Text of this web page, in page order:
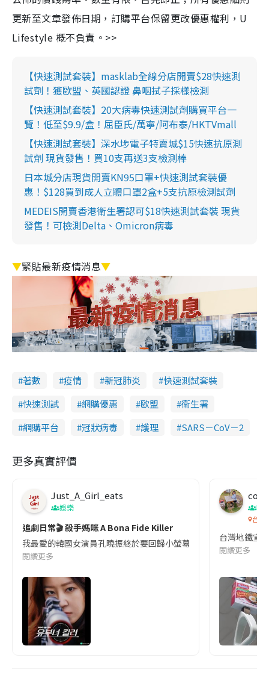
更新至文章發佈日期，訂購平台保留更改優惠權利，U
Lifestyle 概不負責。>>
【快速測試套裝】masklab全線分店開賣$28快速測
試劑！獲歐盟、英國認證 鼻咽拭子採樣檢測
【快速測試套裝】20大病毒快速測試劑購買平台一
覽！低至$9.9/盒！屈臣氏/萬寧/阿布泰/HKTVmall
【快速測試套裝】深水埗電子特賣城$15快速抗原測
試劑 現貨發售！買10支再送3支檢測棒
日本城分店現貨開賣KN95口罩+快速測試套裝優
惠！$128買到成人立體口罩2盒+5支抗原檢測試劑
MEDEIS開賣香港衛生署認可$18快速測試套裝 現貨
發售！可檢測Delta、Omicron病毒
▼緊貼最新疫情消息▼
著數 疫情 新冠肺炎
快速測試套裝
快速測試
網購優惠 歐盟
衞生署
網購平台
冠狀病毒 護理 SARS－CoV－2
更多真實評價
Just_A_Girl_eats
娛樂
追劇日常🎬 殺手媽咪 A Bona Fide Killer
我最愛的韓國女演員孔曉振終於要回歸小螢幕啦!這次的劇本改編
閱讀更多
co
吹
台灣
台灣地鐵宣
閱讀更多